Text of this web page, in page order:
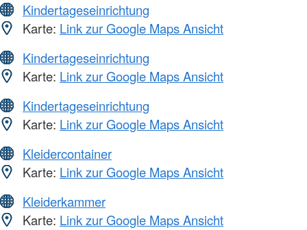
Kindertageseinrichtung
Karte: Link zur Google Maps Ansicht
Kindertageseinrichtung
Karte: Link zur Google Maps Ansicht
Kindertageseinrichtung
Karte: Link zur Google Maps Ansicht
Kleidercontainer
Karte: Link zur Google Maps Ansicht
Kleiderkammer
Karte: Link zur Google Maps Ansicht